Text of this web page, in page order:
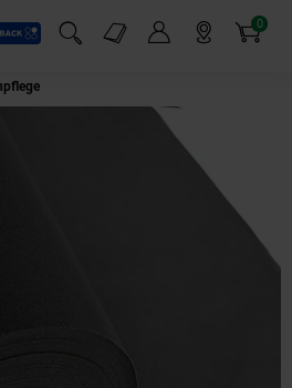
Suchfeld einblenden
Markt-Angebote 0
Artikel